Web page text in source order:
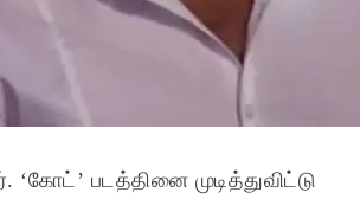
‘கோட்’ படத்தினை முடித்துவிட்டு